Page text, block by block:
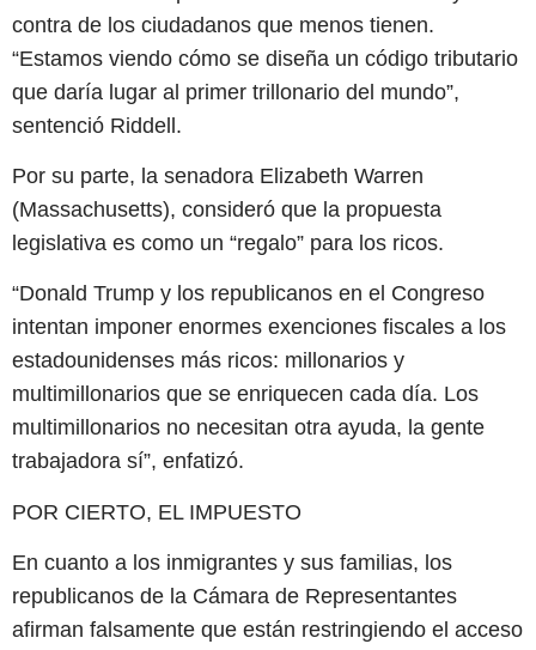
contra de los ciudadanos que menos tienen.
“Estamos viendo cómo se diseña un código tributario
que daría lugar al primer trillonario del mundo”,
sentenció Riddell.
Por su parte, la senadora Elizabeth Warren
(Massachusetts), consideró que la propuesta
legislativa es como un “regalo” para los ricos.
“Donald Trump y los republicanos en el Congreso
intentan imponer enormes exenciones fiscales a los
estadounidenses más ricos: millonarios y
multimillonarios que se enriquecen cada día. Los
multimillonarios no necesitan otra ayuda, la gente
trabajadora sí”, enfatizó.
POR CIERTO, EL IMPUESTO
En cuanto a los inmigrantes y sus familias, los
republicanos de la Cámara de Representantes
afirman falsamente que están restringiendo el acceso